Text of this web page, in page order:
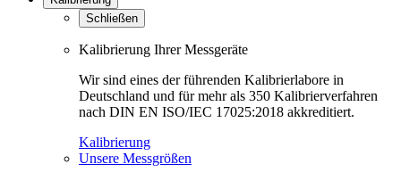
Schließen
Kalibrierung Ihrer Messgeräte
Wir sind eines der führenden Kalibrierlabore in
Deutschland und für mehr als 350 Kalibrierverfahren
nach DIN EN ISO/IEC 17025:2018 akkreditiert.
Kalibrierung
Unsere Messgrößen